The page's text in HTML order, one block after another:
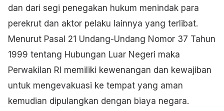
dan dari segi penegakan hukum menindak para
perekrut dan aktor pelaku lainnya yang terlibat.
Menurut Pasal 21 Undang-Undang Nomor 37 Tahun
1999 tentang Hubungan Luar Negeri maka
Perwakilan RI memiliki kewenangan dan kewajiban
untuk mengevakuasi ke tempat yang aman
kemudian dipulangkan dengan biaya negara.